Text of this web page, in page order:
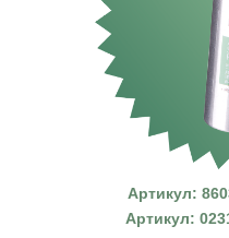
Артикул:
Артикул: